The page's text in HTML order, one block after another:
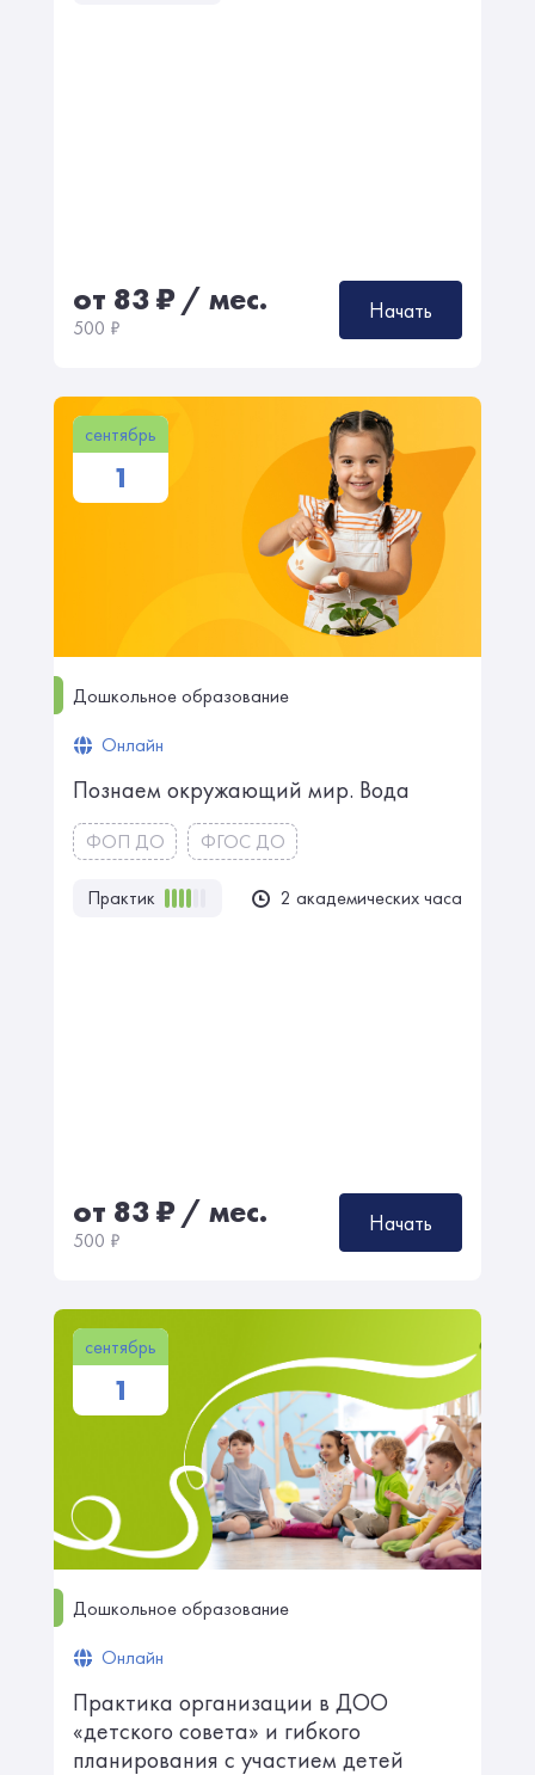
от 83₽/ мес.
500 ₽
Начать
сентябрь
1
Дошкольное образование
Онлайн
Познаем окружающий мир. Вода
ФОП ДО ФГОС ДО
Практик 2 академических часа
от 83₽/ мес.
500 ₽
Начать
сентябрь
1
Дошкольное образование
Онлайн
Практика организации в ДОО
«детского совета» и гибкого
планирования с участием детей